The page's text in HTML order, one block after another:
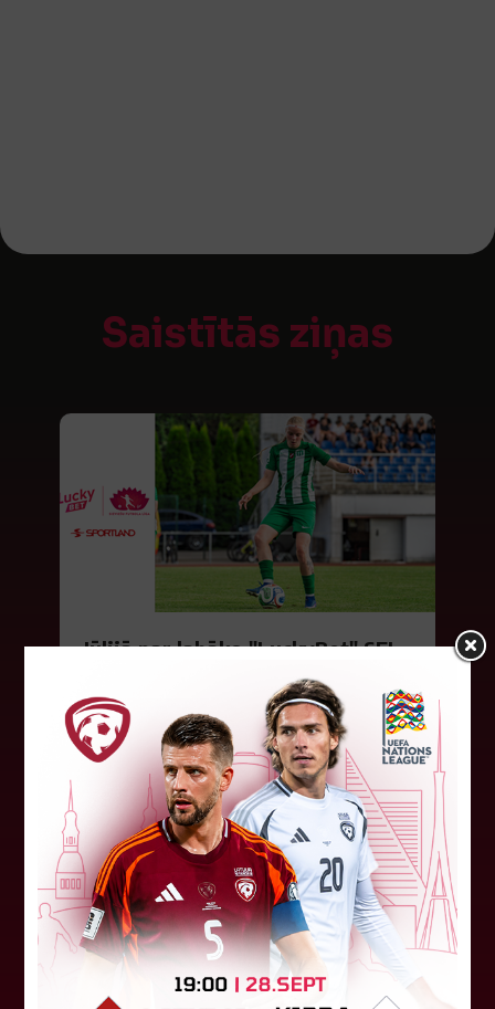
Saistītās ziņas
Jūlijā par labāko "LuckyBet" SFL
Par "LuckyBet" Sieviešu futbola līgas jūnija
labāko spēlētāju atzīta FS "Metta" spēlētāja
Keita Zviedre. Uzvarētāja tika noskaidrota
balsojumā, kurā tika apkopotas...
06. augusts 2026.